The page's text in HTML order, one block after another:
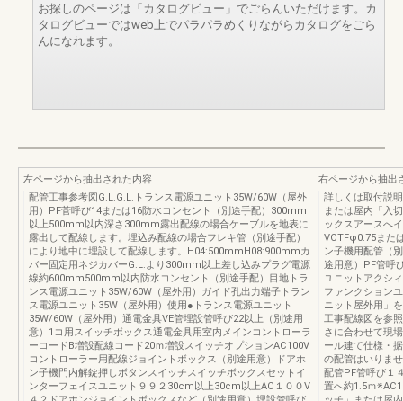
お探しのページは「カタログビュー」でごらんいただけます。カ
タログビューではweb上でパラパラめくりながらカタログをごら
んになれます。
左ページから抽出された内容
配管工事参考図G.L.G.L.トランス電源ユニット35W/60W（屋外
用）PF菅呼び14または16防水コンセント（別途手配）300mm
以上500mm以内深さ300mm露出配線の場合ケーブルを地表に
露出して配線します。埋込み配線の場合フレキ管（別途手配）
により地中に埋設して配線します。H04:500mmH08:900mmカ
バー固定用ネジカバーG.L.より300mm以上差し込みプラグ電源
線約600mm500mm以内防水コンセント（別途手配）目地トラ
ンス電源ユニット35W/60W（屋外用）ガイド孔出力端子トラン
ス電源ユニット35W（屋外用）使用●トランス電源ユニット
35W/60W（屋外用）通電金具VE管埋設管呼び22以上（別途用
意）1コ用スイッチボックス通電金具用室内メインコントローラ
ーコードB増設配線コード20ｍ増設スイッチオプションAC100V
コントローラー用配線ジョイントボックス（別途用意）ドアホ
ン子機門内解錠押しボタンスイッチスイッチボックスセットイ
ンターフェイスユニット９９２30cm以上30cm以上AC１００V
右ページから抽出
詳しくは取付説
または屋内「入
ックスアースへ
VCTFφ0.75また
ン子機用配管（
途用意）PF管呼
ユニットアクシ
ファンクション
ニット屋外用」
工事配線図を参
さに合わせて現
ール建て仕様・
の配管はいりま
配管PF管呼び１
置へ約1.5ｍ